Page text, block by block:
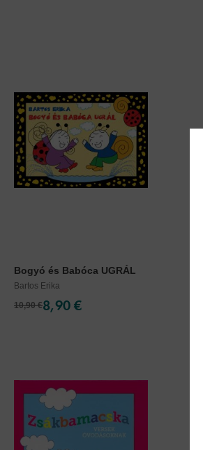
Bogyó és Babóca UGRÁL
Bartos Erika
10,90 €8,90 €